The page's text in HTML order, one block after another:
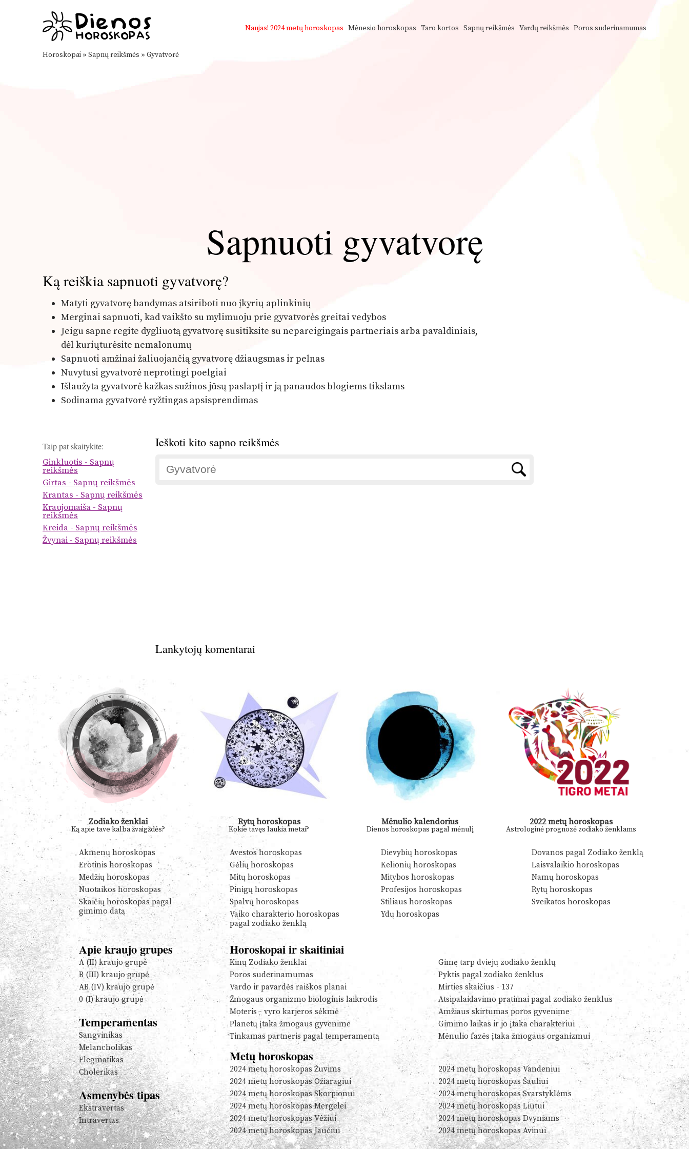
Naujas! 2024 metų horoskopas Mėnesio horoskopas Taro kortos Sapnų reikšmės Vardų reikšmės Poros suderinamumas
Horoskopai » Sapnų reikšmės » Gyvatvorė
Sapnuoti gyvatvorę
Ką reiškia sapnuoti gyvatvorę?
Matyti gyvatvorę bandymas atsiriboti nuo įkyrių aplinkinių
Merginai sapnuoti, kad vaikšto su mylimuoju prie gyvatvorės greitai vedybos
Jeigu sapne regite dygliuotą gyvatvorę susitiksite su nepareigingais partneriais arba pavaldiniais,
dėl kuriųturėsite nemalonumų
Sapnuoti amžinai žaliuojančią gyvatvorę džiaugsmas ir pelnas
Nuvytusi gyvatvorė neprotingi poelgiai
Išlaužyta gyvatvorė kažkas sužinos jūsų paslaptį ir ją panaudos blogiems tikslams
Sodinama gyvatvorė ryžtingas apsisprendimas
Taip pat skaitykite:
Ginkluotis - Sapnų
reikšmės
Girtas - Sapnų reikšmės
Krantas - Sapnų reikšmės
Kraujomaiša - Sapnų
reikšmės
Kreida - Sapnų reikšmės
Žvynai - Sapnų reikšmės
Ieškoti kito sapno reikšmės
Lankytojų komentarai
Zodiako ženklai
Ką apie tave kalba žvaigždės?
Rytų horoskopas
Kokie tavęs laukia metai?
Mėnulio kalendorius
Dienos horoskopas pagal mėnulį
2022 metų horoskopas
Astrologinė prognozė zodiako ženklams
Akmenų horoskopas Avestos horoskopas Dievybių horoskopas
Dovanos pagal Zodiako ženklą
Erotinis horoskopas
Gėlių horoskopas Kelionių horoskopas
Laisvalaikio horoskopas
Medžių horoskopas
Mitų horoskopas Mitybos horoskopas
Namų horoskopas
Nuotaikos horoskopas
Pinigų horoskopas Profesijos horoskopas
Rytų horoskopas
Skaičių horoskopas pagal
gimimo datą
Spalvų horoskopas Stiliaus horoskopas
Sveikatos horoskopas
Vaiko charakterio horoskopas
pagal zodiako ženklą
Ydų horoskopas
Apie kraujo grupes
A (II) kraujo grupė
B (III) kraujo grupė
AB (IV) kraujo grupė
0 (I) kraujo grupė
Temperamentas
Sangvinikas
Melancholikas
Flegmatikas
Cholerikas
Asmenybės tipas
Ekstravertas
Intravertas
Horoskopai ir skaitiniai
Kinų Zodiako ženklai
Gimę tarp dviejų zodiako ženklų
Poros suderinamumas
Pyktis pagal zodiako ženklus
Vardo ir pavardės raiškos planai
Mirties skaičius - 137
Žmogaus organizmo biologinis laikrodis
Atsipalaidavimo pratimai pagal zodiako ženklus
Moteris - vyro karjeros sėkmė
Amžiaus skirtumas poros gyvenime
Planetų įtaka žmogaus gyvenime
Gimimo laikas ir jo įtaka charakteriui
Tinkamas partneris pagal temperamentą
Mėnulio fazės įtaka žmogaus organizmui
Metų horoskopas
2024 metų horoskopas Žuvims
2024 metų horoskopas Vandeniui
2024 metų horoskopas Ožiaragiui
2024 metų horoskopas Šauliui
2024 metų horoskopas Skorpionui
2024 metų horoskopas Svarstyklėms
2024 metų horoskopas Mergelei
2024 metų horoskopas Liūtui
2024 metų horoskopas Vėžiui
2024 metų horoskopas Dvyniams
2024 metų horoskopas Jaučiui
2024 metų horoskopas Avinui